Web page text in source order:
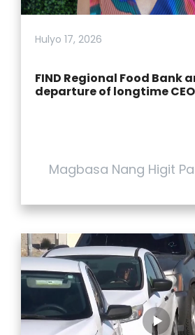
Hulyo 17, 2026
FIND Regional Food Bank
departure of longtime CEO
Magbasa Nang Higit Pa